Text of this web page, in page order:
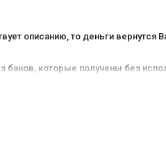
описанию, то деньги вернутся
банов, которые получены без
непроверенных программ.